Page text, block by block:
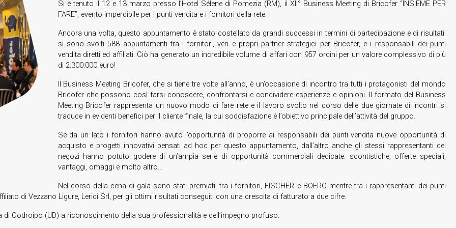
Si è tenuto il 12 e 13 marzo presso l’Hotel Sélene di Pomezia (RM), il XII° Business Meeting di Bricofer “INSIEME PER
FARE”, evento imperdibile per i punti vendita e i fornitori della rete.
Ancora una volta, questo appuntamento è stato costellato da grandi successi in termini di partecipazione e di risultati:
si sono svolti 588 appuntamenti tra i fornitori, veri e propri partner strategici per Bricofer, e i responsabili dei punti
vendita diretti ed affiliati. Ciò ha generato un incredibile volume di affari con 957 ordini per un valore complessivo di più
di 2.300.000 euro!
Il Business Meeting Bricofer, che si tiene tre volte all’anno, è un’occasione di incontro tra tutti i protagonisti del mondo
Bricofer che possono così farsi conoscere, confrontarsi e condividere esperienze e opinioni. Il formato del Business
Meeting Bricofer rappresenta un nuovo modo di fare rete e il lavoro svolto nel corso delle due giornate di incontri si
traduce in evidenti benefici per il cliente finale, la cui soddisfazione è l’obiettivo principale dell’attività del gruppo.
Se da un lato i fornitori hanno avuto l’opportunità di proporre ai responsabili dei punti vendita nuove opportunità di
acquisto e progetti innovativi pensati ad hoc per questo appuntamento, dall’altro anche gli stessi rappresentanti dei
negozi hanno potuto godere di un’ampia serie di opportunità commerciali dedicate: scontistiche, offerte speciali,
vantaggi, omaggi e molto altro…
Nel corso della cena di gala sono stati premiati, tra i fornitori, FISCHER e BOERO mentre tra i rappresentanti dei punti
di Vezzano Ligure, Lerici Srl, per gli ottimi risultati conseguiti con una crescita di fatturato a due cifre.
di Codroipo (UD) a riconoscimento della sua professionalità e dell’impegno profuso.